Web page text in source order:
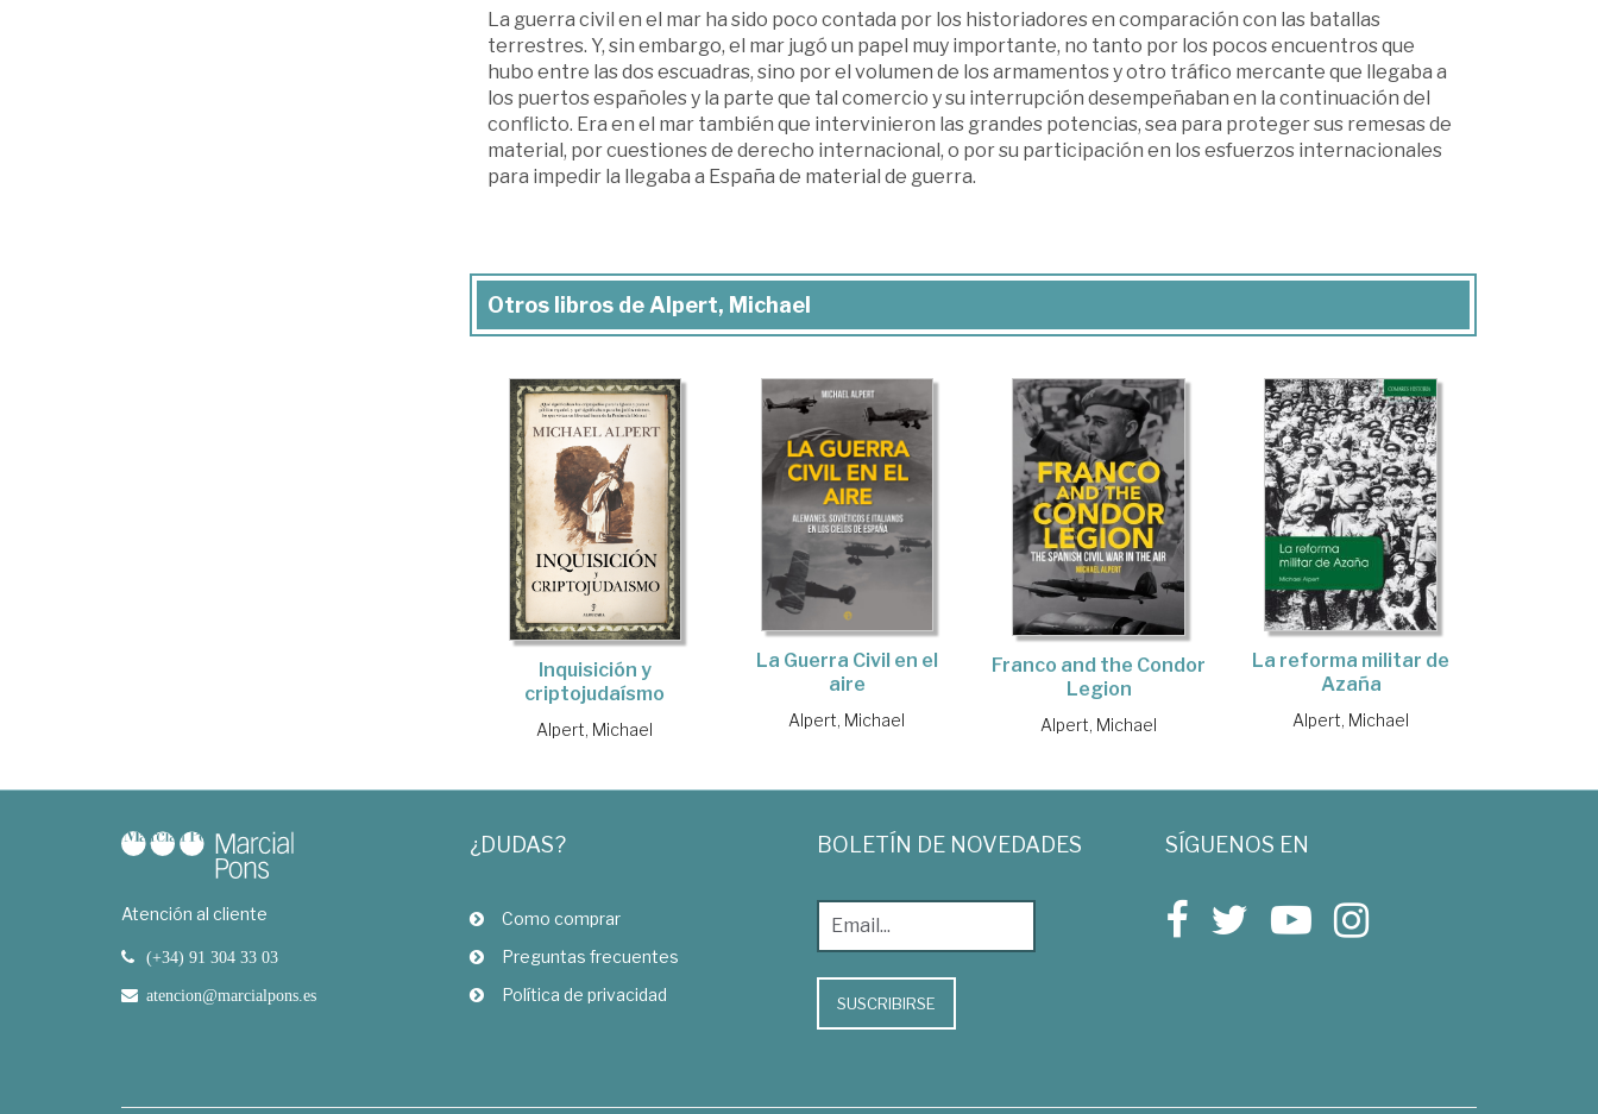
La guerra civil en el mar ha sido poco contada por los historiadores en comparación con las batallas
terrestres. Y, sin embargo, el mar jugó un papel muy importante, no tanto por los pocos encuentros que
hubo entre las dos escuadras, sino por el volumen de los armamentos y otro tráfico mercante que llegaba a
los puertos españoles y la parte que tal comercio y su interrupción desempeñaban en la continuación del
conflicto. Era en el mar también que intervinieron las grandes potencias, sea para proteger sus remesas de
material, por cuestiones de derecho internacional, o por su participación en los esfuerzos internacionales
para impedir la llegaba a España de material de guerra.
Otros libros de Alpert, Michael
Inquisición y
criptojudaísmo
Alpert, Michael
La Guerra Civil en el
aire
Alpert, Michael
Franco and the Condor
Legion
Alpert, Michael
La reforma militar de
Azaña
Alpert, Michael
Atención al cliente
(+34) 91 304 33 03
atencion@marcialpons.es
¿DUDAS?
Como comprar
Preguntas frecuentes
Política de privacidad
BOLETÍN DE NOVEDADES
SUSCRIBIRSE
SÍGUENOS EN